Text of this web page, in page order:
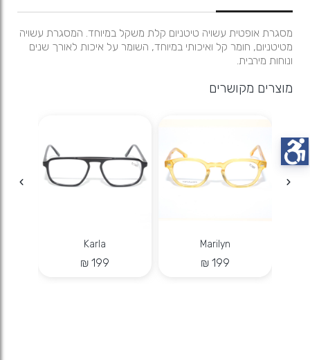
מסגרת אופטית עשויה טיטניום קלת משקל במיוחד. המסגרת עשויה
מטיטניום, חומר קל ואיכותי במיוחד, השומר על איכות לאורך שנים
ונוחות מירבית.
מוצרים מקושרים
Marilyn
Karla